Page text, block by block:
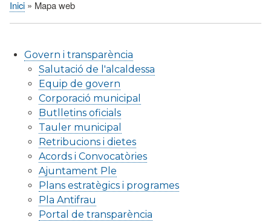
Fil
Inici Mapa web
Govern i transparència
Salutació de l'alcaldessa
Equip de govern
Corporació municipal
Butlletins oficials
Tauler municipal
Retribucions i dietes
Acords i Convocatòries
Ajuntament Ple
Plans estratègics i programes
Pla Antifrau
Portal de transparència